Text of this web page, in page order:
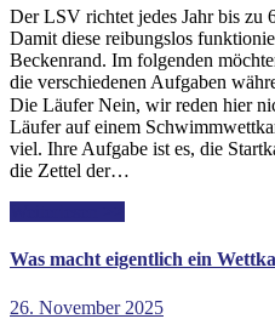
Der LSV richtet jedes Jahr bis zu
Damit diese reibungslos
Beckenrand. Im folgenden
die verschiedenen Aufgaben
Die Läufer Nein, wir reden hier
Läufer auf einem
viel. Ihre Aufgabe ist es, die
die Zettel der…
Was macht eigentlich ein
26. November 2025